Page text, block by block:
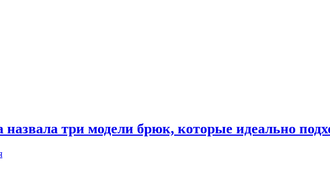
три модели брюк, которые идеально